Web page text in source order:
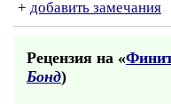
+ добавить замечания
Рецензия на «
Бонд)